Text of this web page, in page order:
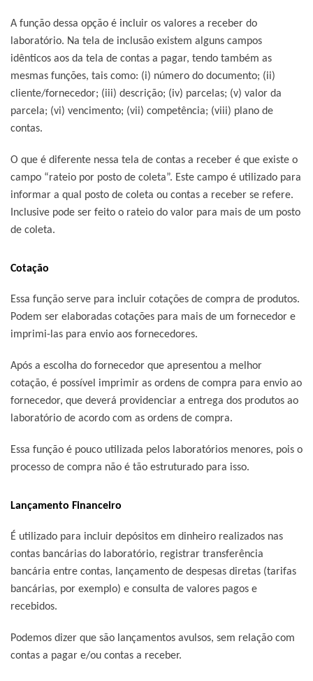
A função dessa opção é incluir os valores a receber do
laboratório. Na tela de inclusão existem alguns campos
idênticos aos da tela de contas a pagar, tendo também as
mesmas funções, tais como: (i) número do documento; (ii)
cliente/fornecedor; (iii) descrição; (iv) parcelas; (v) valor da
parcela; (vi) vencimento; (vii) competência; (viii) plano de
contas.
O que é diferente nessa tela de contas a receber é que existe o
campo “rateio por posto de coleta”. Este campo é utilizado para
informar a qual posto de coleta ou contas a receber se refere.
Inclusive pode ser feito o rateio do valor para mais de um posto
de coleta.
Cotação
Essa função serve para incluir cotações de compra de produtos.
Podem ser elaboradas cotações para mais de um fornecedor e
imprimi-las para envio aos fornecedores.
Após a escolha do fornecedor que apresentou a melhor
cotação, é possível imprimir as ordens de compra para envio ao
fornecedor, que deverá providenciar a entrega dos produtos ao
laboratório de acordo com as ordens de compra.
Essa função é pouco utilizada pelos laboratórios menores, pois o
processo de compra não é tão estruturado para isso.
Lançamento Financeiro
É utilizado para incluir depósitos em dinheiro realizados nas
contas bancárias do laboratório, registrar transferência
bancária entre contas, lançamento de despesas diretas (tarifas
bancárias, por exemplo) e consulta de valores pagos e
recebidos.
Podemos dizer que são lançamentos avulsos, sem relação com
contas a pagar e/ou contas a receber.